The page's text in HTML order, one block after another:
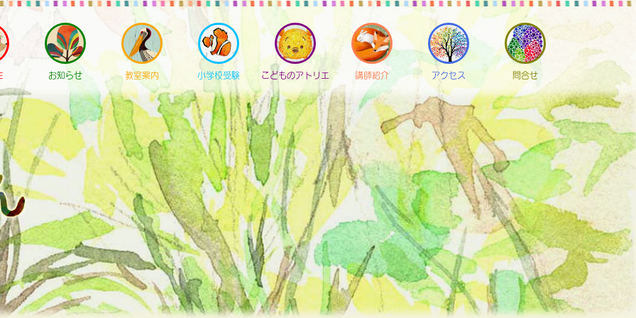
お知らせ 教室案内 小学校受験 こどものアトリエ 講師紹介 アクセス 問合せ